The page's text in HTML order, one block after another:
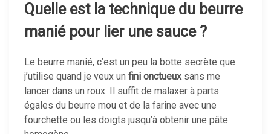
Quelle est la technique du beurre
manié pour lier une sauce ?
Le beurre manié, c’est un peu la botte secrète que
j’utilise quand je veux un fini onctueuxsans me
lancer dans un roux. Il suffit de malaxer à parts
égales du beurre mou et de la farine avec une
fourchette ou les doigts jusqu’à obtenir une pâte